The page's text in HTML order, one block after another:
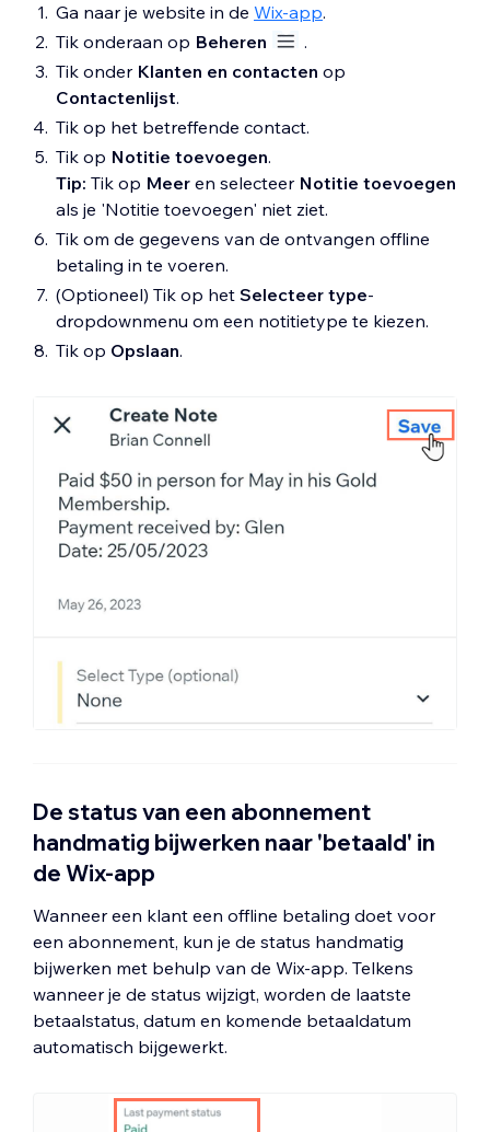
Ga naar je website in de Wix-app.
Tik onderaan op Beheren
.
Tik onder Klanten en contacten op
Contactenlijst.
Tik op het betreffende contact.
Tik op Notitie toevoegen.
Tip: Tik op Meer en selecteer Notitie toevoegen
als je 'Notitie toevoegen' niet ziet.
Tik om de gegevens van de ontvangen offline
betaling in te voeren.
(Optioneel) Tik op het Selecteer type-
dropdownmenu om een notitietype te kiezen.
Tik op Opslaan.
De status van een abonnement
handmatig bijwerken naar 'betaald' in
de Wix-app
Wanneer een klant een offline betaling doet voor
een abonnement, kun je de status handmatig
bijwerken met behulp van de Wix-app. Telkens
wanneer je de status wijzigt, worden de laatste
betaalstatus, datum en komende betaaldatum
automatisch bijgewerkt.